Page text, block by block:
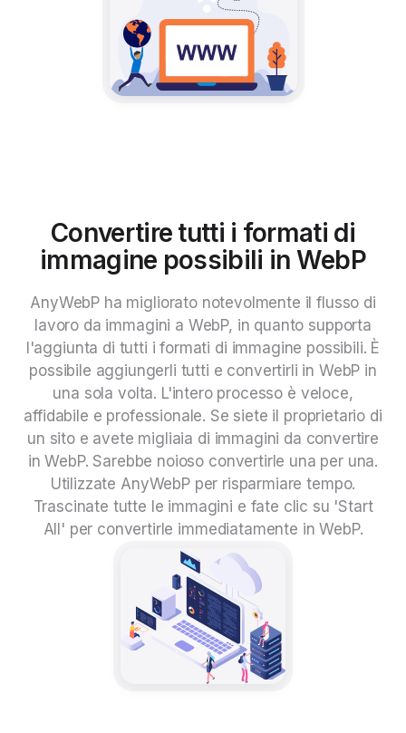
Convertire tutti i formati di
immagine possibili in WebP
AnyWebP ha migliorato notevolmente il flusso di
lavoro da immagini a WebP, in quanto supporta
l'aggiunta di tutti i formati di immagine possibili. È
possibile aggiungerli tutti e convertirli in WebP in
una sola volta. L'intero processo è veloce,
affidabile e professionale. Se siete il proprietario di
un sito e avete migliaia di immagini da convertire
in WebP. Sarebbe noioso convertirle una per una.
Utilizzate AnyWebP per risparmiare tempo.
Trascinate tutte le immagini e fate clic su 'Start
All' per convertirle immediatamente in WebP.